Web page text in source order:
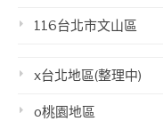
116台北市文山區
x台北地區(整理中)
o桃園地區